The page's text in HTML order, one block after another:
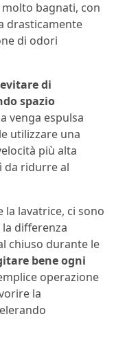
bagnati, con
drasticamente
di odori
evitare di
spazio
venga espulsa
utilizzare una
più alta
da ridurre al
la lavatrice, ci sono
differenza
chiuso durante le
bene ogni
operazione
la